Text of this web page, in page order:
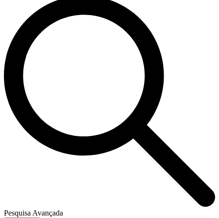
Pesquisa Avançada